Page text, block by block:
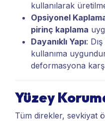
kullanılarak
Opsiyonel
pirinç kaplama
Dayanıklı Yapı:
kullanıma
deformasyona
Yüzey
Tüm direkler, sevkiyat